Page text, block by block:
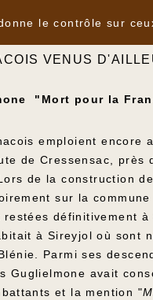
Mort pour la France
VENUS
"Mort pour la
emploient encore
de Cressensac, près
de la construction
sur la
restées définitivement
à Sireyjol où sont
Parmi ses
Guglielmone avait
et la mention "
le contrôle sur